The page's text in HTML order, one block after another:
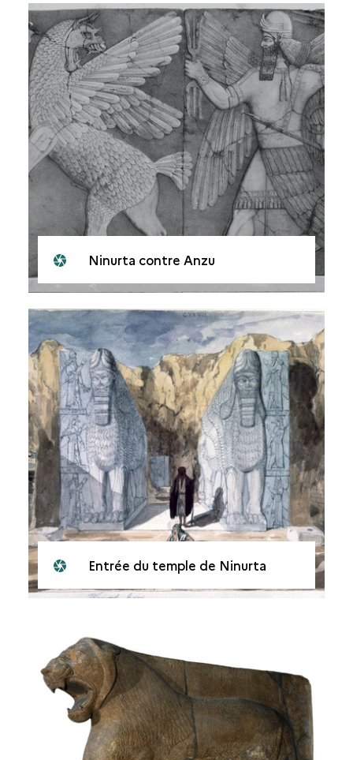
Ninurta contre Anzu
Entrée du temple de Ninurta